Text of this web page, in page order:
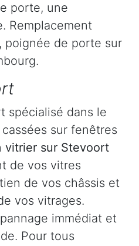
porte, une
Remplacement
poignée de porte sur
spécialisé dans le
sur fenêtres
vitrier sur Stevoort
de vos vitres
de vos châssis et
vos vitrages.
immédiat et
Pour tous